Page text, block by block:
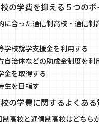
の学費を抑える５つのポ
に合った通信制高校・通信制
学校就学支援金を利用する
自治体などの助成金制度を利
金を取得する
生を目指す
の学費に関するよくある
制高校と通信制高校はどちら